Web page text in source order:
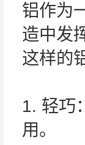
铝作为
造中发
这样的
1. 轻巧
用。